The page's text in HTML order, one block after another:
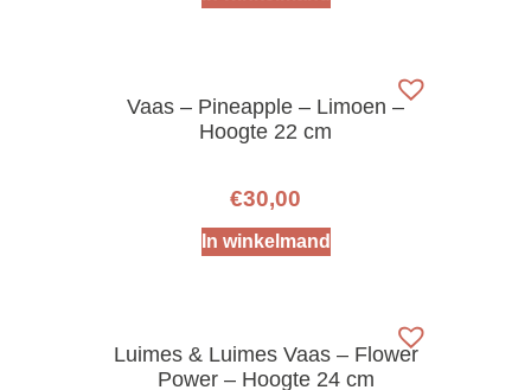
Vaas – Pineapple – Limoen –
Hoogte 22 cm
€30,00
In winkelmand
Luimes & Luimes Vaas – Flower
Power – Hoogte 24 cm